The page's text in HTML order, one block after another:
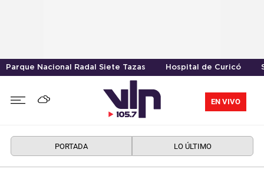
Parque Nacional Radal Siete Tazas Hospital de Curicó
EN VIVO
PORTADA LO ÚLTIMO